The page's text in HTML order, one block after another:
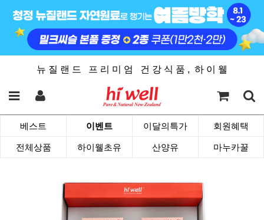
뉴 질 랜 드 프 리 미 엄 건 강 식 품 , 하 이 웰
베스트 이벤트 이달의특가 회원혜택
전체상품 하이웰초유 산양유 마누카꿀